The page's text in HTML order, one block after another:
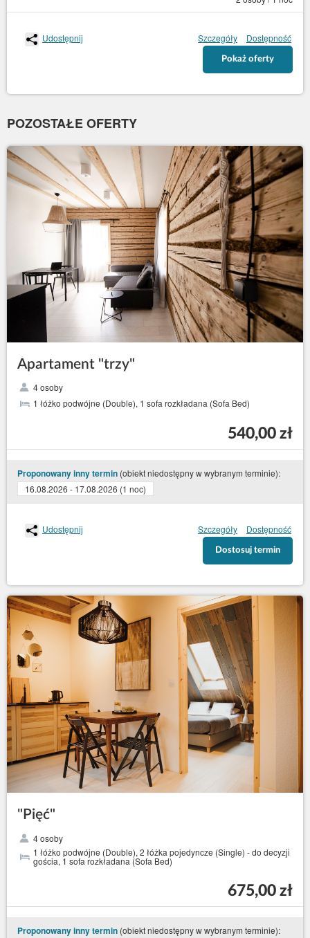
Udostępnij Szczegóły Dostępność
Pokaż oferty
POZOSTAŁE OFERTY
Apartament "trzy"
4 osoby
1 łóżko podwójne (Double), 1 sofa rozkładana (Sofa Bed)
540,00 zł
Proponowany inny termin (obiekt niedostępny w wybranym terminie):
16.08.2026 - 17.08.2026 (1 noc)
Udostępnij Szczegóły Dostępność
Dostosuj termin
"Pięć"
4 osoby
1 łóżko podwójne (Double), 2 łóżka pojedyncze (Single) - do decyzji
gościa, 1 sofa rozkładana (Sofa Bed)
675,00 zł
Proponowany inny termin (obiekt niedostępny w wybranym terminie):